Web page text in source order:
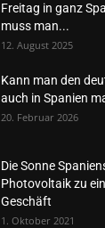
Freitag in ganz
muss man...
12. August 2025
Kann man den
auch in Spanien
20. Februar 2026
Die Sonne
Photovoltaik zu
Geschäft
1. Oktober 2021